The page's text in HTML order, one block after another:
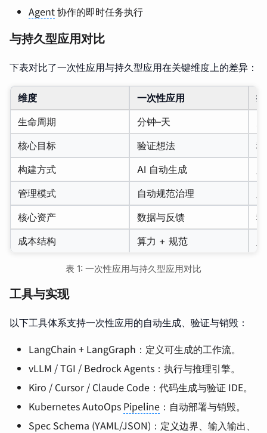
Agent协作的即时任务执行
与持久型应用对比
下表对比了一次性应用与持久型应用在关键维度上的差异：
维度 一次性应用
生命周期
分钟–天
核心目标
验证想法
构建方式
AI 自动生成
管理模式
自动规范治理
核心资产
数据与反馈
成本结构
算力 + 规范
表 1: 一次性应用与持久型应用对比
工具与实现
以下工具体系支持一次性应用的自动生成、验证与销毁：
LangChain + LangGraph：定义可生成的工作流。
vLLM / TGI / Bedrock Agents：执行与推理引擎。
Kiro / Cursor / Claude Code：代码生成与验证 IDE。
Kubernetes AutoOps Pipeline ：自动部署与销毁。
Spec Schema (YAML/JSON)：定义边界、输入输出、